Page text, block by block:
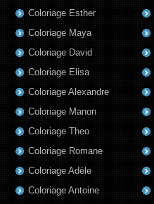
Coloriage Esther
Coloriage Maya
Coloriage David
Coloriage Elisa
Coloriage Alexandre
Coloriage Manon
Coloriage Theo
Coloriage Romane
Coloriage Adèle
Coloriage Antoine